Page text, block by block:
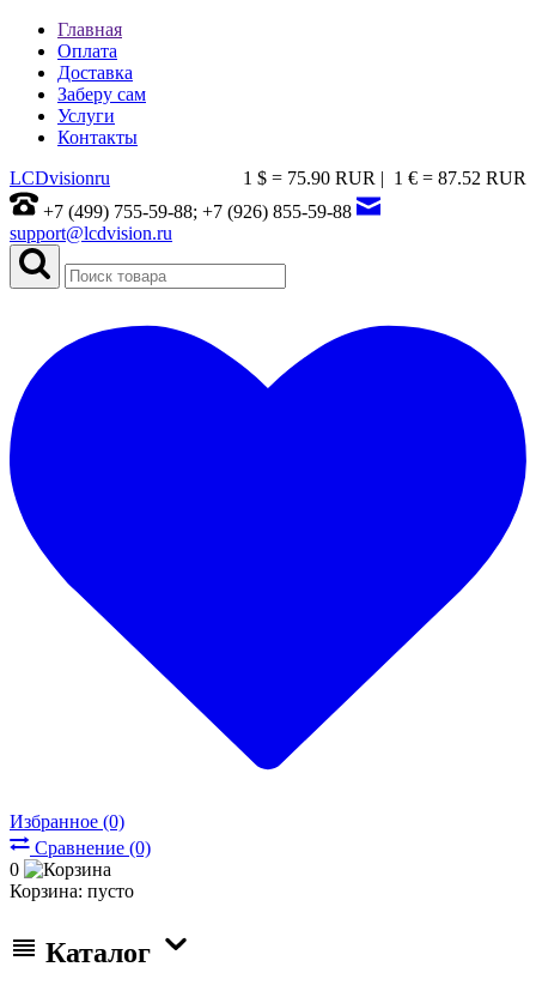
Главная
Оплата
Доставка
Заберу сам
Услуги
Контакты
1 € = 87.52 RUR
1 $ = 75.90 RUR |
LCDvisionru
+7 (499) 755-59-88; +7 (926) 855-59-88
support@lcdvision.ru
Избранное (0)
Сравнение (0)
0
Корзина: пусто
Каталог